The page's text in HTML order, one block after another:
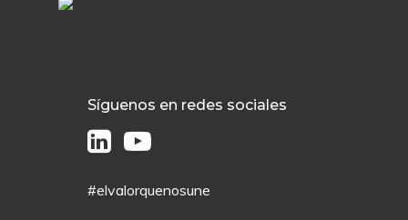
Síguenos en redes sociales
#elvalorquenosune